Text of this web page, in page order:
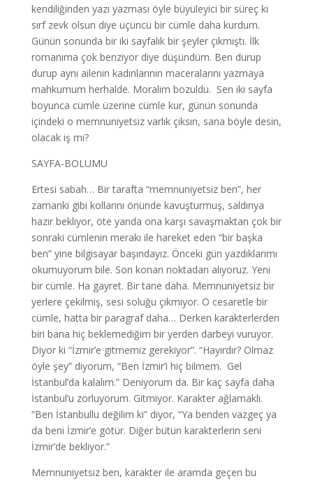
kendiliğinden yazı yazması öyle büyüleyici bir süreç ki
sırf zevk olsun diye üçüncü bir cümle daha kurdum.
Günün sonunda bir iki sayfalık bir şeyler çıkmıştı. İlk
romanıma çok benziyor diye düşündüm. Ben durup
durup aynı ailenin kadınlarının maceralarını yazmaya
mahkumum herhalde. Moralim bozuldu. Sen iki sayfa
boyunca cümle üzerine cümle kur, günün sonunda
içindeki o memnuniyetsiz varlık çıksın, sana böyle desin,
olacak iş mi?
SAYFA-BOLUMU
Ertesi sabah… Bir tarafta “memnuniyetsiz ben”, her
zamanki gibi kollarını önünde kavuşturmuş, saldırıya
hazır bekliyor, öte yanda ona karşı savaşmaktan çok bir
sonraki cümlenin merakı ile hareket eden “bir başka
ben” yine bilgisayar başındayız. Önceki gün yazdıklarımı
okumuyorum bile. Son konan noktadan alıyoruz. Yeni
bir cümle. Ha gayret. Bir tane daha. Memnuniyetsiz bir
yerlere çekilmiş, sesi soluğu çıkmıyor. O cesaretle bir
cümle, hatta bir paragraf daha… Derken karakterlerden
biri bana hiç beklemediğim bir yerden darbeyi vuruyor.
Diyor ki “İzmir’e gitmemiz gerekiyor”. “Hayırdır? Olmaz
öyle şey” diyorum, “Ben İzmir’i hiç bilmem. Gel
İstanbul’da kalalım.” Deniyorum da. Bir kaç sayfa daha
İstanbul’u zorluyorum. Gitmiyor. Karakter ağlamaklı.
“Ben İstanbullu değilim ki” diyor, “Ya benden vazgeç ya
da beni İzmir’e götür. Diğer bütün karakterlerin seni
İzmir’de bekliyor.”
Memnuniyetsiz ben, karakter ile aramda geçen bu